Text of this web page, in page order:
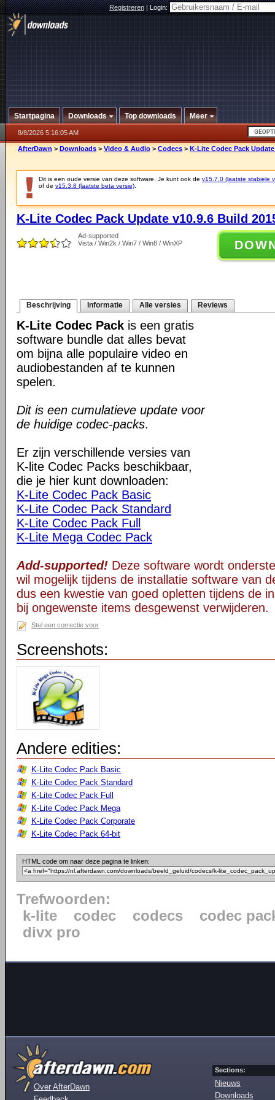
Registreren|Login:
Startpagina Downloads Top downloads Meer
8/8/2026 5:16:05 AM
AfterDawn > Downloads > Video & Audio > Codecs > K-Lite Codec Pack
Dit is een oude versie van deze software. Je kunt ook de v15.7.0 (laatste stabiele
of de v15.3.8 (laatste beta versie)
K-Lite Codec Pack Update v10.9.6 Build
Ad-supported
Vista / Win2k / Win7 / Win8 / WinXP
Beschrijving Informatie Alle versies Reviews
K-Lite Codec Pack is een gratis
software bundle dat alles bevat
om bijna alle populaire video en
audiobestanden af te kunnen
spelen.
Dit is een cumulatieve update voor
de huidige codec-packs.
Er zijn verschillende versies van
K-lite Codec Packs beschikbaar,
die je hier kunt downloaden:
K-Lite Codec Pack Basic
K-Lite Codec Pack Standard
K-Lite Codec Pack Full
K-Lite Mega Codec Pack
Add-supported! Deze software wordt
wil mogelijk tijdens de installatie software van
dus een kwestie van goed opletten tijdens de
bij ongewenste items desgewenst verwijderen.
Stel een correctie voor
Screenshots:
Andere edities:
K-Lite Codec Pack Basic
K-Lite Codec Pack Standard
K-Lite Codec Pack Full
K-Lite Codec Pack Mega
K-Lite Codec Pack Corporate
K-Lite Codec Pack 64-bit
HTML code om naar deze pagina te linken:
Trefwoorden:
k-lite
codec codecs
codec
divx pro
Over AfterDawn
Sections:
Nieuws
Downloads